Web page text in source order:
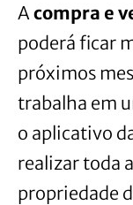
A compra e
poderá ficar
próximos
trabalha em
o aplicativo
realizar toda
propriedade